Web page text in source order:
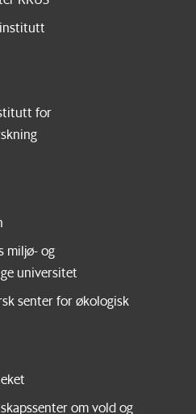
for
miljø- og
universitet
senter for økologisk
om vold og